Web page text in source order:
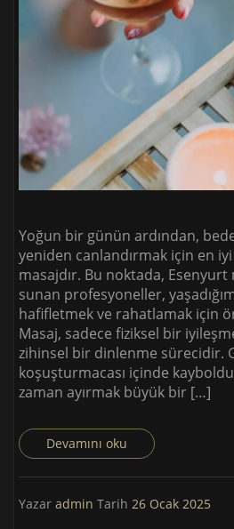
Yoğun bir günün ardından,
yeniden canlandırmak için en
masajdır. Bu noktada,
sunan profesyoneller,
hafifletmek ve rahatlamak için
Masaj, sadece fiziksel bir
zihinsel bir dinlenme sürecidir.
koşuşturmacası içinde
zaman ayırmak büyük bir […]
Devamını oku
Yazar admin Tarih 26 Ocak 2025